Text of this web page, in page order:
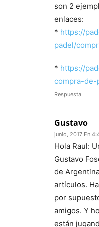
son 2
enlaces:
* https://
padel/
* https://
compra-de-
Respuesta
Gustavo
junio, 2017 En
Hola Raul:
Gustavo
de
artículos.
por
amigos. Y
están